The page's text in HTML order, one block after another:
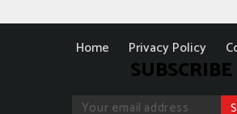
Home Privacy Policy
SUBSCRIBE